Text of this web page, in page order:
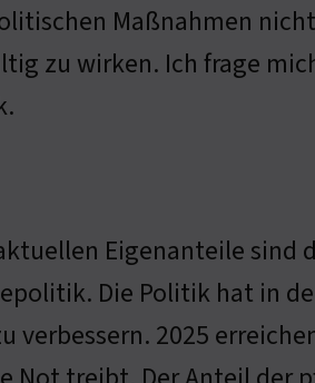
Maßnahmen
zu wirken. Ich frage
Eigenanteile sind
Die Politik hat in
verbessern. 2025